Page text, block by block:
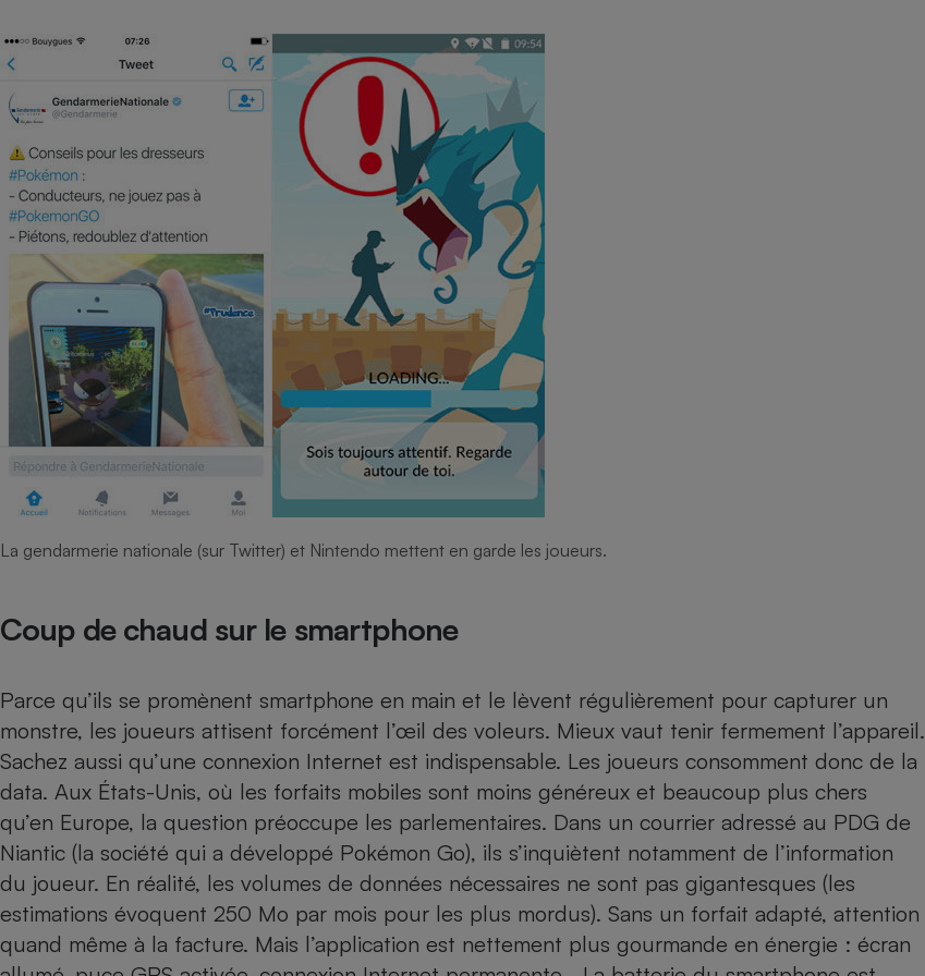
La gendarmerie nationale (sur Twitter) et Nintendo mettent en garde les joueurs.
Coup de chaud sur le smartphone
Parce qu’ils se promènent smartphone en main et le lèvent régulièrement pour capturer un
monstre, les joueurs attisent forcément l’œil des voleurs. Mieux vaut tenir fermement l’appareil.
Sachez aussi qu’une connexion Internet est indispensable. Les joueurs consomment donc de la
data. Aux États-Unis, où les forfaits mobiles sont moins généreux et beaucoup plus chers
qu’en Europe, la question préoccupe les parlementaires. Dans un courrier adressé au PDG de
Niantic (la société qui a développé Pokémon Go), ils s’inquiètent notamment de l’information
du joueur. En réalité, les volumes de données nécessaires ne sont pas gigantesques (les
estimations évoquent 250 Mo par mois pour les plus mordus). Sans un forfait adapté, attention
quand même à la facture. Mais l’application est nettement plus gourmande en énergie : écran